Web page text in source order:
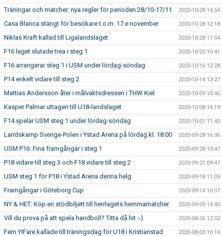
Träningar och matcher: nya regler för perioden 28/10-17/11 2020-10-28 14:54
Casa Blanca stängt för besökare t.o.m. 17:e november 2020-10-28 12:18
Niklas Kraft kallad till Ligalandslaget 2020-10-28 11:04
F16 laget slutade trea i steg 1 2020-10-20 10:41
F16 arrangerar steg 1 i USM under lördag-söndag 2020-10-16 12:28
P14 enkelt vidare till steg 2 2020-10-14 13:27
Mattias Andersson åter i målvaktsdressen i THW Kiel 2020-10-09 10:46
Kasper Palmar uttagen till U18-landslaget 2020-10-08 14:19
F14 spelar USM steg 1 under lördag-söndag 2020-10-01 11:40
Landskamp Sverige-Polen i Ystad Arena på lördag kl. 18:00 2020-09-28 16:36
USM P16: Fina framgångar i steg 1 2020-09-28 13:47
P18 vidare till steg 3 och F18 vidare till steg 2 2020-09-21 09:47
USM steg 1 för P18 i Ystad Arena denna helg 2020-09-18 11:05
Framgångar i Göteborg Cup 2020-09-14 10:07
NY & HET: Köp en stödbiljett till herrlagets hemmamatcher 2020-09-09 14:40
Vill du prova på att spela handboll? Titta då hit :-) 2020-08-26 12:02
Fem YIFare kallade till träningsdag för U18 i Kristianstad 2020-08-03 10:14